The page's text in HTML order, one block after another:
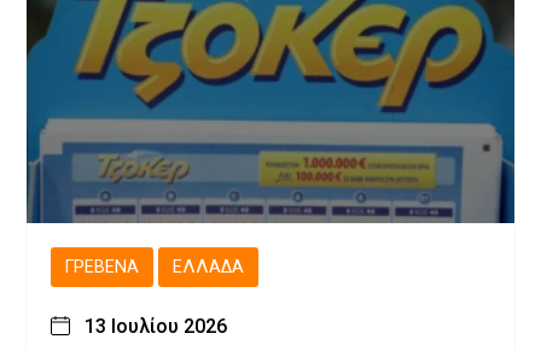
ΓΡΕΒΕΝΆ ΕΛΛΆΔΑ
13 Ιουλίου 2026